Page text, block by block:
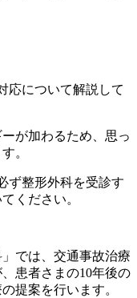
応について解説して
が加わるため、思っ
。
ず整形外科を受診す
ください。
では、交通事故治療
患者さまの10年後の
提案を行います。